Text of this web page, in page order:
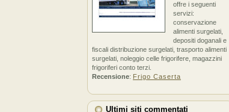
offre i seguenti
servizi:
conservazione
alimenti surgelati,
depositi doganali e
fiscali distribuzione surgelati, trasporto alimenti
surgelati, noleggio celle frigorifere, magazzini
frigoriferi conto terzi.
Recensione: Frigo Caserta
Ultimi siti commentati